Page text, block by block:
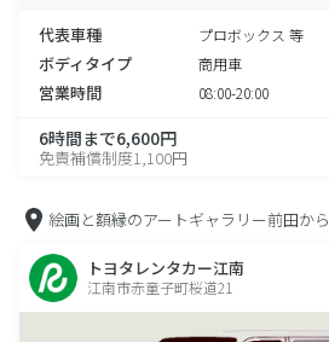
代表車種 プロボックス 等
ボディタイプ 商用車
営業時間 08:00-20:00
6時間まで6,600円
免責補償制度1,100円
絵画と額縁のアートギャラリー前田から
トヨタレンタカー江南
江南市赤童子町桜道21